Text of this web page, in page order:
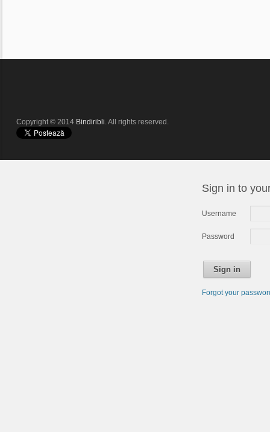
Copyright © 2014 Bindiribli. All rights reserved.
Sign in to
Username
Password
Sign in
Forgot your